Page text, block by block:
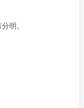
明。